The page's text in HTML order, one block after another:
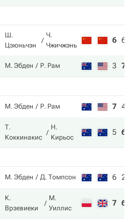
Ш.
Цзюньчэн
Ч.
Чжичжэнь
6 6
М. Эбден Р. Рам 3 7
М. Эбден Р. Рам 7 4
Т.
Коккинакис
Н.
Кирьос
5 6
М. Эбден Д. Томпсон 6 2
К.
Врзевиеки
М.
Уиллис
7 6